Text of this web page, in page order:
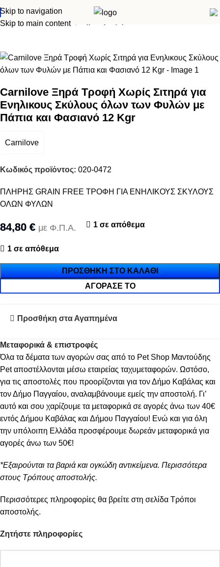
Skip to navigation
Skip to main content
Αρχική σελίδα Σκύλος
Carnilove Ξηρά Τροφή Χωρίς Σιτηρά για
Ενηλικους Σκύλους όλων των Φυλών με
Πάπια και Φασιανό 12 Kgr
Carnilove
Κωδικός προϊόντος: 020-0472
ΠΛΗΡΗΣ GRAIN FREE ΤΡΟΦΗ ΓΙΑ ΕΝΗΛΙΚΟΥΣ ΣΚΥΛΟΥΣ
ΟΛΩΝ ΦΥΛΩΝ
84,80 € με Φ.Π.Α. 1 σε απόθεμα
1 σε απόθεμα
ΠΡΟΣΘΉΚΗ ΣΤΟ ΚΑΛΆΘΙ
ΑΓΌΡΑΣΈ ΤΟ
Προσθήκη στα Αγαπημένα
Μεταφορικά & επιστροφές
Όλα τα δέματα των αγορών σας από το Pet Shop Μαντούδης
Pet αποστέλλονται μέσω εταιρείας ταχυμεταφορών. Ωστόσο,
για τις αποστολές που προορίζονται για τον Δήμο Καβάλας και
τον Δήμο Παγγαίου, αναλαμβάνουμε εμείς την αποστολή. Γι’
αυτό και σου χαρίζουμε τα μεταφορικά σε αγορές άνω των 40€
εντός Δήμου Καβάλας και Δήμου Παγγαίου! Ενώ και για όλη
την υπόλοιπη Ελλάδα προσφέρουμε δωρεάν μεταφορικά για
αγορές άνω των 50€!
*Εξαιρούνται τα βαριά και ογκώδη αντικείμενα. Περισσότερα
στους Τρόπους αποστολής.
Περισσότερες πληροφορίες θα βρείτε στη σελίδα Τρόποι
αποστολής.
Ζητήστε πληροφορίες